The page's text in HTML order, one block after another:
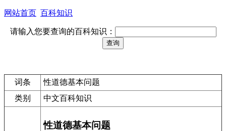
网站首页 百科知识
请输入您要查询的百科知识：
词条
性道德基本问题
类别
中文百科知识
性道德基本问题